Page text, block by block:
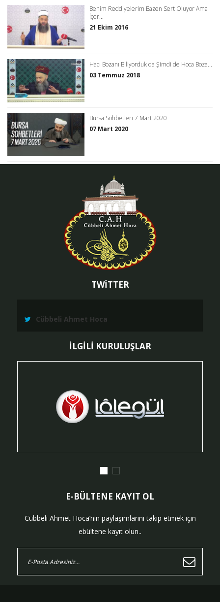
Benim Reddiyelerim Bazen Sert Oluyor Ama
İçer...
21 Ekim 2016
Hacı Bozanı Biliyorduk da Şimdi de Hoca Boza...
03 Temmuz 2018
Bursa Sohbetleri 7 Mart 2020
07 Mart 2020
TWİTTER
Cübbeli Ahmet Hoca
İLGİLİ KURULUŞLAR
E-BÜLTENE KAYIT OL
Cübbeli Ahmet Hoca’nın paylaşımlarını takip etmek için
ebültene kayıt olun..